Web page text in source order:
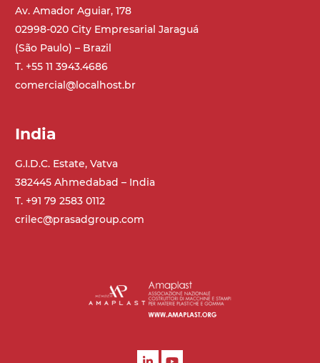
Trasmissione
diretta in traino (lato sinistro), riduttore
con frizione, motore asincrono trifase
multi tensione 230/400Vac-50Hz-3F
4.6 m/minuto
Controllo
Av. Amador Aguiar, 178
02998-020 City Empresarial Jaraguá
(São Paulo) – Brazil
T. +55 11 3943.4686
comercial@localhost.br
India
G.I.D.C. Estate, Vatva
382445 Ahmedabad – India
T. +91 79 2583 0112
crilec@prasadgroup.com